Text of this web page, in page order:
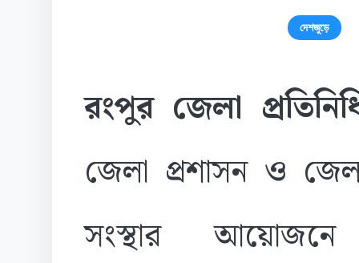
দেশজুড়ে
রংপুর জেলা
জেলা প্রশাসন ও
সংস্থার